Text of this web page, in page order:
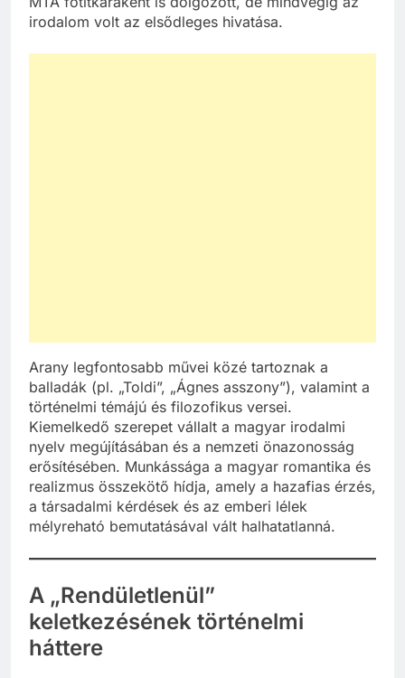
irodalom volt az elsődleges hivatása.
Arany legfontosabb művei közé tartoznak a
balladák (pl. „Toldi”, „Ágnes asszony”), valamint a
történelmi témájú és filozofikus versei.
Kiemelkedő szerepet vállalt a magyar irodalmi
nyelv megújításában és a nemzeti önazonosság
erősítésében. Munkássága a magyar romantika és
realizmus összekötő hídja, amely a hazafias érzés,
a társadalmi kérdések és az emberi lélek
mélyreható bemutatásával vált halhatatlanná.
A „Rendületlenül”
keletkezésének történelmi
háttere